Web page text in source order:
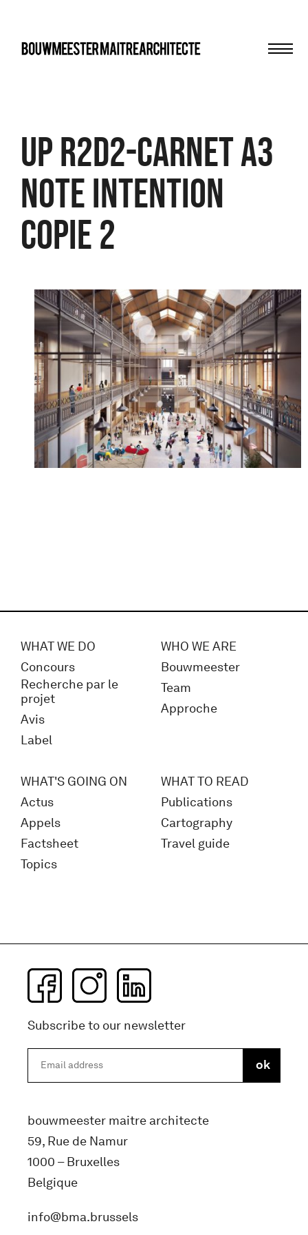
UP R2D2-Carnet A3
NOTE INTENTION
COPIE 2
WHAT WE DO
Concours
Recherche par le
projet
Avis
Label
WHO WE ARE
Bouwmeester
Team
Approche
WHAT'S GOING ON
Actus
Appels
Factsheet
Topics
WHAT TO READ
Publications
Cartography
Travel guide
Subscribe to our newsletter
bouwmeester maitre architecte
59, Rue de Namur
1000 – Bruxelles
Belgique
info@bma.brussels